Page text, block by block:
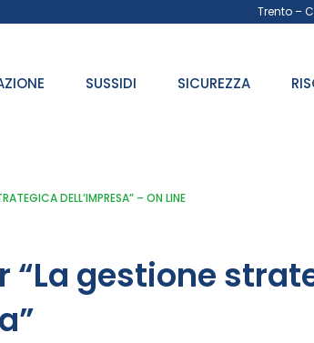
Trento –
SUSSIDI SICUREZZA
DELL’IMPRESA” – ON LINE
“La gestione